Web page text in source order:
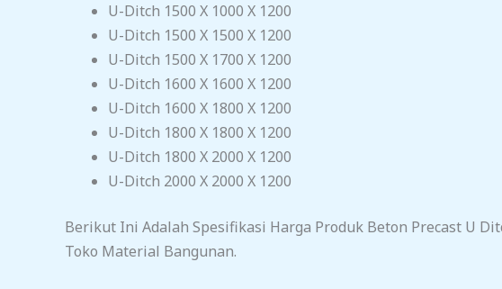
U-Ditch 1500 X 1000 X 1200
U-Ditch 1500 X 1500 X 1200
U-Ditch 1500 X 1700 X 1200
U-Ditch 1600 X 1600 X 1200
U-Ditch 1600 X 1800 X 1200
U-Ditch 1800 X 1800 X 1200
U-Ditch 1800 X 2000 X 1200
U-Ditch 2000 X 2000 X 1200
Berikut Ini Adalah Spesifikasi Harga Produk Beton Precast U
Toko Material Bangunan.